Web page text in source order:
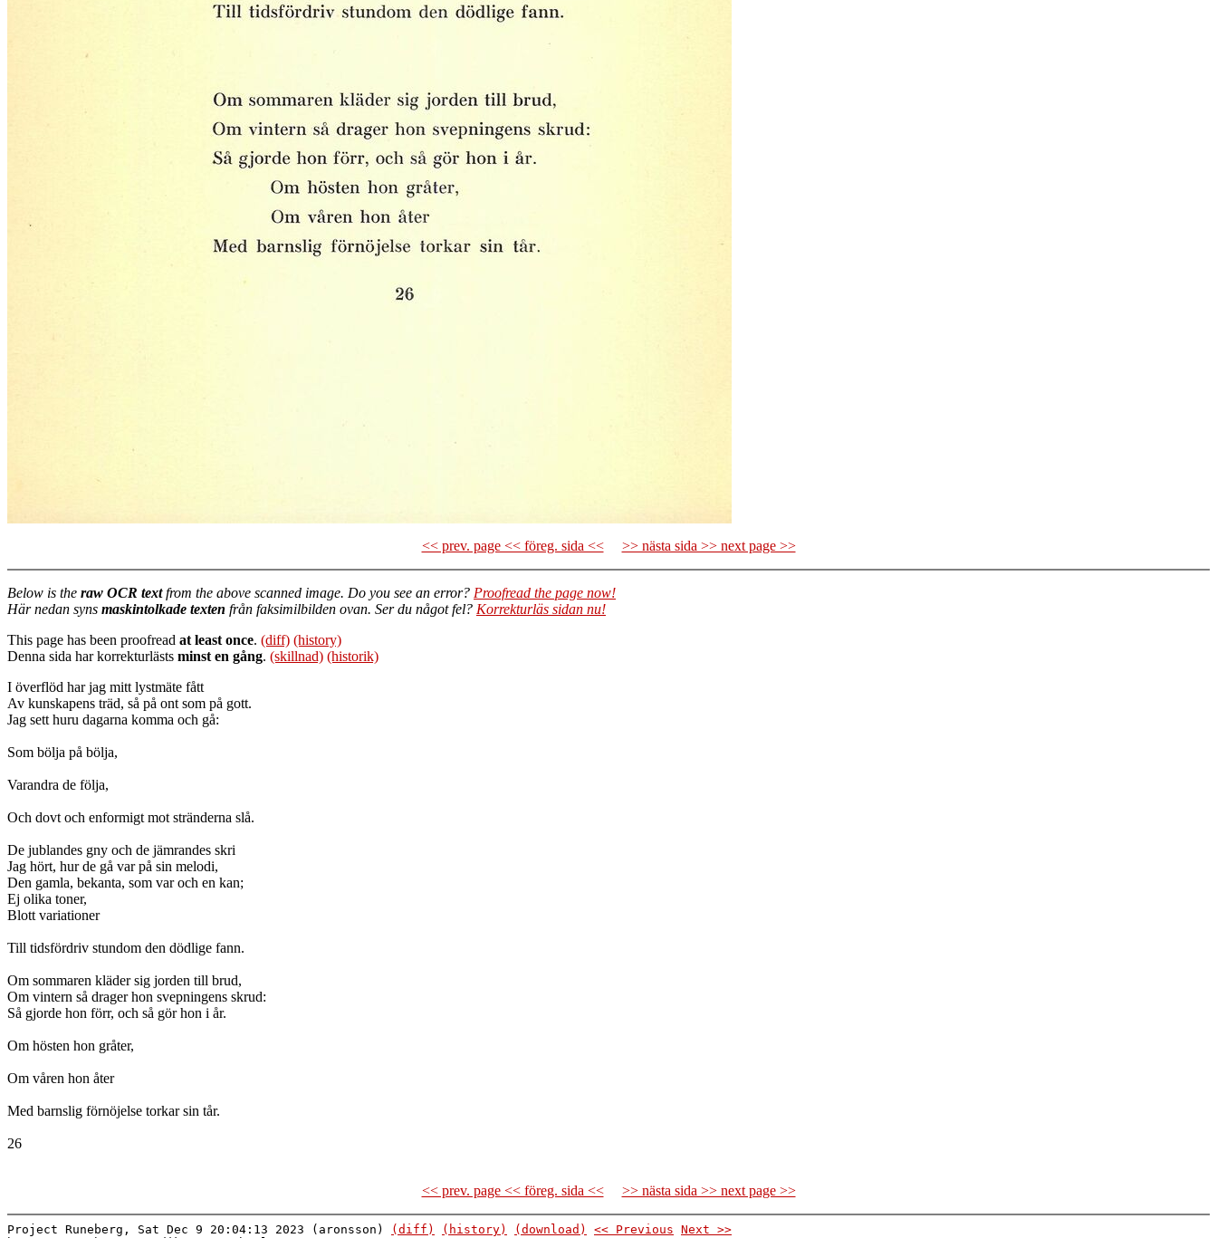
<< prev. page << föreg. sida << >> nästa sida >> next page >>
Below is the raw OCR textfrom the above scanned image. Do you see an error? Proofread the page now!
Här nedan syns maskintolkade texten från faksimilbilden ovan. Ser du något fel? Korrekturläs sidan nu!
This page has been proofread at least once. (diff) (history)
Denna sida har korrekturlästs minst en gång. (skillnad) (historik)
I överflöd har jag mitt lystmäte fått
Av kunskapens träd, så på ont som på gott.
Jag sett huru dagarna komma och gå:
Som bölja på bölja,
Varandra de följa,
Och dovt och enformigt mot stränderna slå.
De jublandes gny och de jämrandes skri
Jag hört, hur de gå var på sin melodi,
Den gamla, bekanta, som var och en kan;
Ej olika toner,
Blott variationer
Till tidsfördriv stundom den dödlige fann.
Om sommaren kläder sig jorden till brud,
Om vintern så drager hon svepningens skrud:
Så gjorde hon förr, och så gör hon i år.
Om hösten hon gråter,
Om våren hon åter
Med barnslig förnöjelse torkar sin tår.
26
<< prev. page << föreg. sida << >> nästa sida >> next page >>
Project Runeberg, Sat Dec 9 20:04:13 2023 (aronsson) (diff) (history) (download) << Previous Next >>